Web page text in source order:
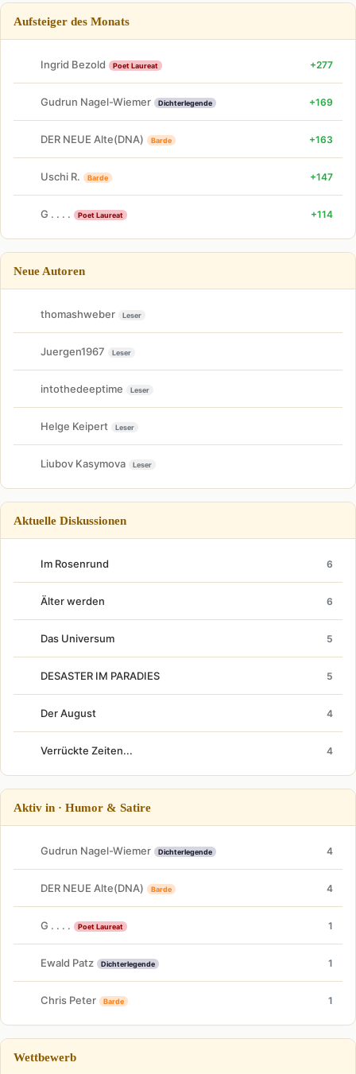
Aufsteiger des Monats
Ingrid Bezold Poet Laureat +277
Gudrun Nagel-Wiemer Dichterlegende +169
DER NEUE Alte(DNA) Barde +163
Uschi R. Barde +147
G . . . . Poet Laureat +114
Neue Autoren
thomashweber Leser
Juergen1967 Leser
intothedeeptime Leser
Helge Keipert Leser
Liubov Kasymova Leser
Aktuelle Diskussionen
Im Rosenrund 6
Älter werden 6
Das Universum 5
DESASTER IM PARADIES 5
Der August 4
Verrückte Zeiten... 4
Aktiv in · Humor & Satire
Gudrun Nagel-Wiemer Dichterlegende 4
DER NEUE Alte(DNA) Barde 4
G . . . . Poet Laureat 1
Ewald Patz Dichterlegende 1
Chris Peter Barde 1
Wettbewerb